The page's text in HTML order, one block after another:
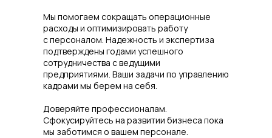
Мы помогаем сокращать операционные
расходы и оптимизировать работу
с персоналом. Надежность и экспертиза
подтверждены годами успешного
сотрудничества с ведущими
предприятиями. Ваши задачи по управлению
кадрами мы берем на себя.
Доверяйте профессионалам.
Сфокусируйтесь на развитии бизнеса пока
мы заботимся о вашем персонале.